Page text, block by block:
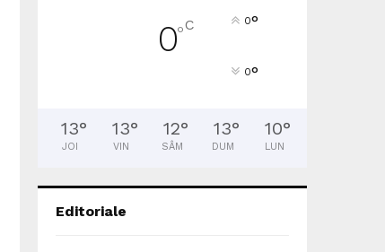
0°C 0°
0°
13°
JOI
13°
VIN
12°
SÂM
13°
DUM
10°
LUN
Editoriale